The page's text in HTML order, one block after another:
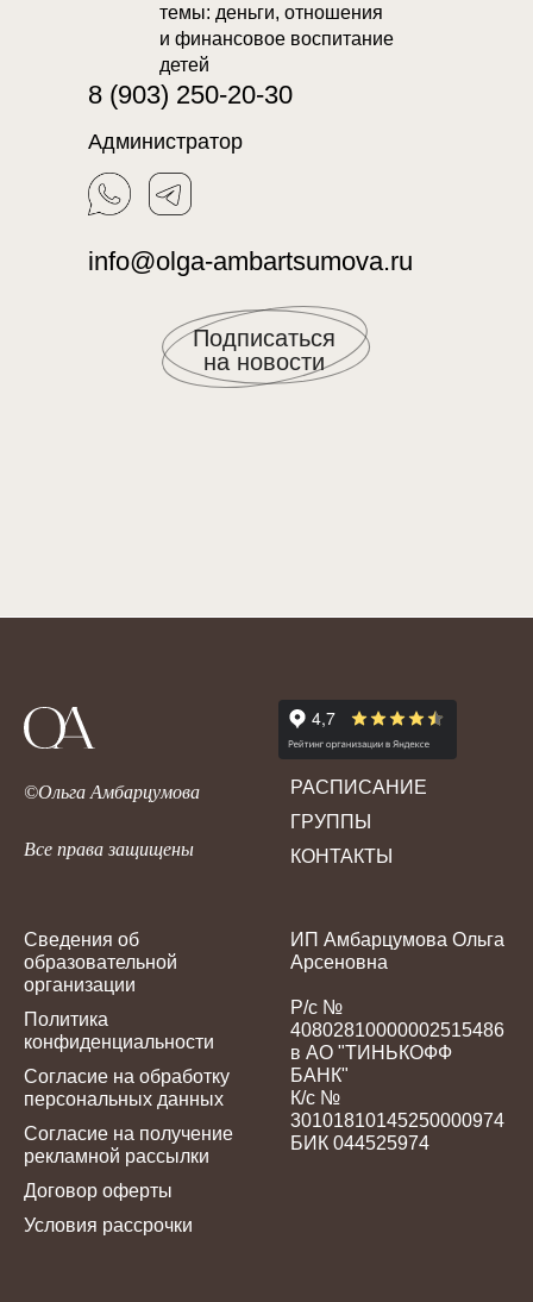
info@olga-ambartsumova.ru
8 (903) 250-20-30
Администратор
темы: деньги, отношения
и финансовое воспитание
детей
Подписаться
на новости
©Ольга Амбарцумова
Все права защищены
ОБО МНЕ
СМИ
РАСПИСАНИЕ
ГРУППЫ
КОНТАКТЫ
Сведения об
образовательной
организации
Политика
конфиденциальности
Согласие на обработку
персональных данных
Согласие на получение
рекламной рассылки
Договор оферты
Условия рассрочки
ИП Амбарцумова Ольга
Арсеновна
Р/с №
40802810000002515486
в АО "ТИНЬКОФФ
БАНК"
К/с №
30101810145250000974
БИК 044525974